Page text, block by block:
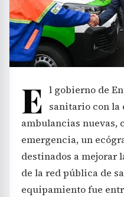
E l gobierno de
sanitario con la
ambulancias nuevas,
emergencia, un
destinados a mejorar
de la red pública de
equipamiento fue